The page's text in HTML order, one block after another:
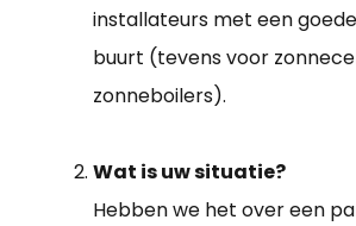
installateurs met een
buurt (tevens voor
zonneboilers).
Wat is uw situatie?
Hebben we het over een